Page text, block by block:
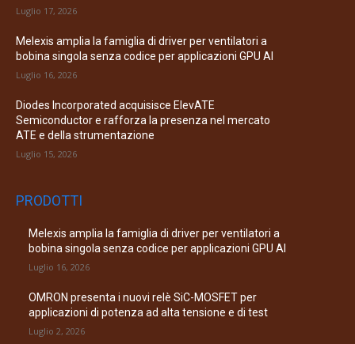
Luglio 17, 2026
Melexis amplia la famiglia di driver per ventilatori a
bobina singola senza codice per applicazioni GPU AI
Luglio 16, 2026
Diodes Incorporated acquisisce ElevATE
Semiconductor e rafforza la presenza nel mercato
ATE e della strumentazione
Luglio 15, 2026
PRODOTTI
Melexis amplia la famiglia di driver per ventilatori a
bobina singola senza codice per applicazioni GPU AI
Luglio 16, 2026
OMRON presenta i nuovi relè SiC-MOSFET per
applicazioni di potenza ad alta tensione e di test
Luglio 2, 2026